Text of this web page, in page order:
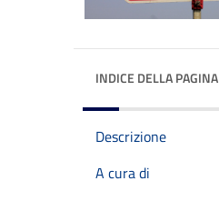
INDICE DELLA PAGINA
Descrizione
A cura di